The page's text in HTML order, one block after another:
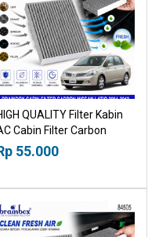
QUALITY Filter Kabin
Cabin Filter Carbon
Latio 2004-2012
18518030
55.000